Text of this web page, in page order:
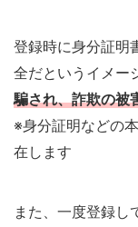
登録時に身分証明
全だというイメー
騙され、詐欺の被
※身分証明などの
在します
また、一度登録し